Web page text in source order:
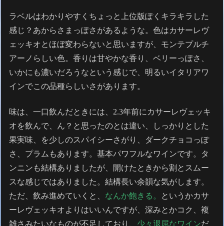
ラベルはわかりやすくちょっと上位版ぽくキラキラした
感じ？あからさまっぽさがあるような。色はカサーレヴ
ェッキオとほぼ変わらないと思いますが、モンテプルチ
アーノらしい色。香りは甘やかな香り、ベリーっぽさ、
いかにも濃いだろうなという感じで、明るいイタリアワ
インでこの品種らしいさがあります。
味は、一口飲んだときには、2.3年前にカサーレヴェッキ
オを飲んで、ん？と思ったのとは違い、しっかりとした
果実味、を少しのスパイシーさがり、ダークチョコっぽ
さ、プラムもあります。基本パワフルなワインです。タ
ンニンも結構ありましたが、開けたときから割とスムー
スな感じではありました。結構長い余韻な気がします。
ただ、飲み進めていくと、 なんか飽きる。
というかカサ
ーレヴェッキオよりはいいんですが、深みとかコク、複
雑さみたいなものが不足しており、 少々退屈なワインだ